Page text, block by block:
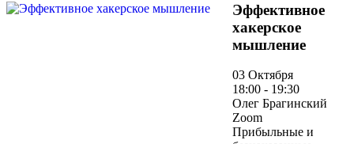
Эффективное
хакерское
мышление
03 Октября
18:00 - 19:30
Олег Брагинский
Zoom
Прибыльные и